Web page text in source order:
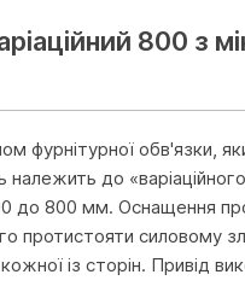
800 з
фурнітурної обв'язки,
до
до 800 мм. Оснащення
протистояти силовому
із сторін. Привід